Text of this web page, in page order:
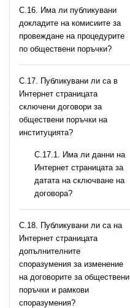
С.16. Има ли публикувани
докладите на комисиите за
провеждане на процедурите
по обществени поръчки?
С.17. Публикувани ли са в
Интернет страницата
сключени договори за
обществени поръчки на
институцията?
С.17.1. Има ли данни на
Интернет страницата за
датата на сключване на
договора?
С.18. Публикувани ли са на
Интернет страницата
допълнителните
споразумения за изменение
на договорите за обществени
поръчки и рамкови
споразумения?